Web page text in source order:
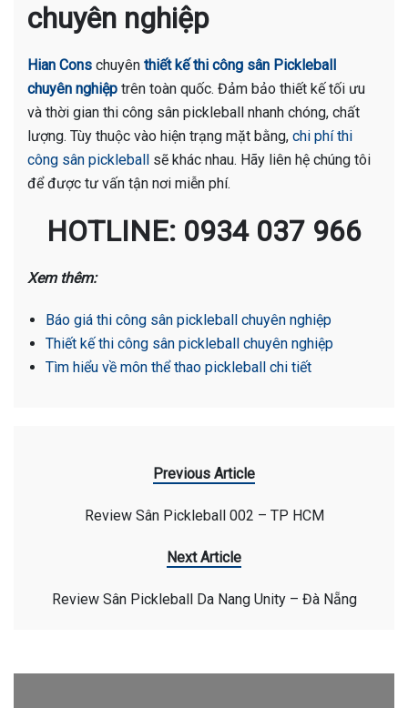
chuyên nghiệp
Hian Cons chuyên thiết kế thi công sân Pickleball
chuyên nghiệp trên toàn quốc. Đảm bảo thiết kế tối ưu
và thời gian thi công sân pickleball nhanh chóng, chất
lượng. Tùy thuộc vào hiện trạng mặt bằng, chi phí thi
công sân pickleball sẽ khác nhau. Hãy liên hệ chúng tôi
để được tư vấn tận nơi miễn phí.
HOTLINE: 0934 037 966
Xem thêm:
Báo giá thi công sân pickleball chuyên nghiệp
Thiết kế thi công sân pickleball chuyên nghiệp
Tìm hiểu về môn thể thao pickleball chi tiết
Previous Article
Review Sân Pickleball 002 – TP HCM
Next Article
Review Sân Pickleball Da Nang Unity – Đà Nẵng